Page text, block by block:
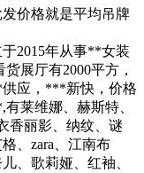
价格就是平均吊牌
2015年从事**女装
展厅有2000平方，
应，***新快，价格
莱维娜、赫斯特、
香丽影、纳纹、谜
、zara、江南布
、歌莉娅、红袖、